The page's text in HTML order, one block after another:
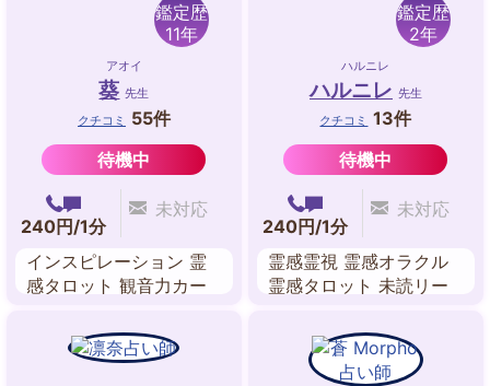
鑑定歴
11年
アオイ
葵 先生
クチコミ
55件
待機中
240円/1分
未対応
インスピレーション 霊
感タロット 観音力カー
インナーチャイルド
鑑定歴
2年
ハルニレ
ハルニレ 先生
クチコミ
13件
待機中
240円/1分
未対応
霊感霊視 霊感オラクル
霊感タロット 未読リー
シー パワーストーンリ
ーディング